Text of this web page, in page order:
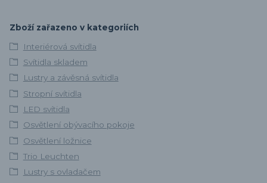
Zboží zařazeno v kategoriích
Interiérová svítidla
Svítidla skladem
Lustry a závěsná svítidla
Stropní svítidla
LED svítidla
Osvětlení obývacího pokoje
Osvětlení ložnice
Trio Leuchten
Lustry s ovladačem